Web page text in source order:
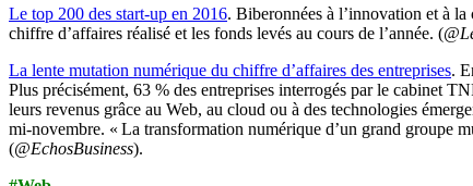
Le top 200 des start-up en 2016. Biberonnées à l’innovation et à
chiffre d’affaires réalisé et les fonds levés au cours de l’année. (
La lente mutation numérique du chiffre d’affaires des entreprises.
Plus précisément, 63 % des entreprises interrogés par le cabinet
leurs revenus grâce au Web, au cloud ou à des technologies
mi-novembre. « La transformation numérique d’un grand groupe
(@EchosBusiness).